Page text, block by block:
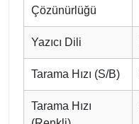
Çözünürlüğü
Yazıcı Dili
Tarama Hızı (S/B)
Tarama Hızı